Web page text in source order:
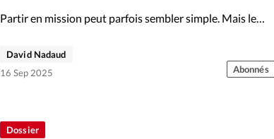
Partir en mission peut parfois sembler simple. Mais le
épreuve la santé mentale et spirituelle des missionnaires.
David Nadaud
16 Sep 2025
Abonnés
Dossier